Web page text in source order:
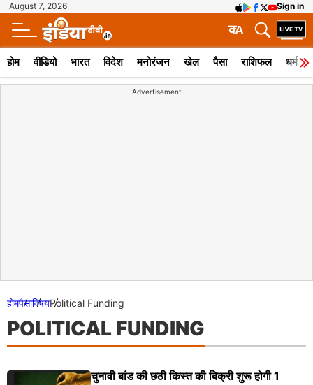
August 7, 2026 Sign in
A
क
होम वीडियो भारत विदेश मनोरंजन खेल पैसा राशिफल धर्म
Advertisement
होमपैसाविषयPolitical Funding
POLITICAL FUNDING
चुनावी बांड की छठी किस्त की बिक्री शुरू होगी 1